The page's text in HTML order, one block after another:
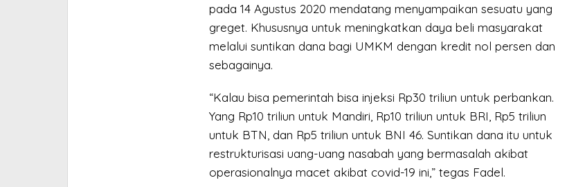
pada 14 Agustus 2020 mendatang menyampaikan sesuatu yang
greget. Khususnya untuk meningkatkan daya beli masyarakat
melalui suntikan dana bagi UMKM dengan kredit nol persen dan
sebagainya.
“Kalau bisa pemerintah bisa injeksi Rp30 triliun untuk perbankan.
Yang Rp10 triliun untuk Mandiri, Rp10 triliun untuk BRI, Rp5 triliun
untuk BTN, dan Rp5 triliun untuk BNI 46. Suntikan dana itu untuk
restrukturisasi uang-uang nasabah yang bermasalah akibat
operasionalnya macet akibat covid-19 ini,” tegas Fadel.